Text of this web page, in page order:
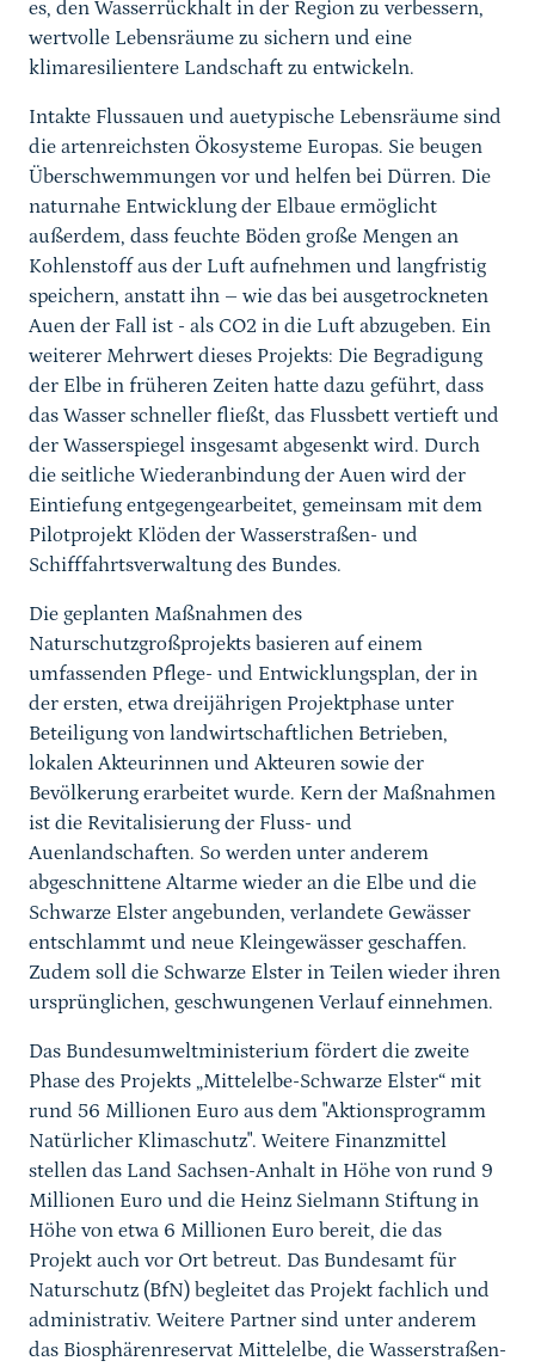
es, den Wasserrückhalt in der Region zu verbessern,
wertvolle Lebensräume zu sichern und eine
klimaresilientere Landschaft zu entwickeln.
Intakte Flussauen und auetypische Lebensräume sind
die artenreichsten Ökosysteme Europas. Sie beugen
Überschwemmungen vor und helfen bei Dürren. Die
naturnahe Entwicklung der Elbaue ermöglicht
außerdem, dass feuchte Böden große Mengen an
Kohlenstoff aus der Luft aufnehmen und langfristig
speichern, anstatt ihn – wie das bei ausgetrockneten
Auen der Fall ist - als CO2 in die Luft abzugeben. Ein
weiterer Mehrwert dieses Projekts: Die Begradigung
der Elbe in früheren Zeiten hatte dazu geführt, dass
das Wasser schneller fließt, das Flussbett vertieft und
der Wasserspiegel insgesamt abgesenkt wird. Durch
die seitliche Wiederanbindung der Auen wird der
Eintiefung entgegengearbeitet, gemeinsam mit dem
Pilotprojekt Klöden der Wasserstraßen- und
Schifffahrtsverwaltung des Bundes.
Die geplanten Maßnahmen des
Naturschutzgroßprojekts basieren auf einem
umfassenden Pflege- und Entwicklungsplan, der in
der ersten, etwa dreijährigen Projektphase unter
Beteiligung von landwirtschaftlichen Betrieben,
lokalen Akteurinnen und Akteuren sowie der
Bevölkerung erarbeitet wurde. Kern der Maßnahmen
ist die Revitalisierung der Fluss- und
Auenlandschaften. So werden unter anderem
abgeschnittene Altarme wieder an die Elbe und die
Schwarze Elster angebunden, verlandete Gewässer
entschlammt und neue Kleingewässer geschaffen.
Zudem soll die Schwarze Elster in Teilen wieder ihren
ursprünglichen, geschwungenen Verlauf einnehmen.
Das Bundesumweltministerium fördert die zweite
Phase des Projekts „Mittelelbe-Schwarze Elster“ mit
rund 56 Millionen Euro aus dem "Aktionsprogramm
Natürlicher Klimaschutz". Weitere Finanzmittel
stellen das Land Sachsen-Anhalt in Höhe von rund 9
Millionen Euro und die Heinz Sielmann Stiftung in
Höhe von etwa 6 Millionen Euro bereit, die das
Projekt auch vor Ort betreut. Das Bundesamt für
Naturschutz (BfN) begleitet das Projekt fachlich und
administrativ. Weitere Partner sind unter anderem
das Biosphärenreservat Mittelelbe, die Wasserstraßen-